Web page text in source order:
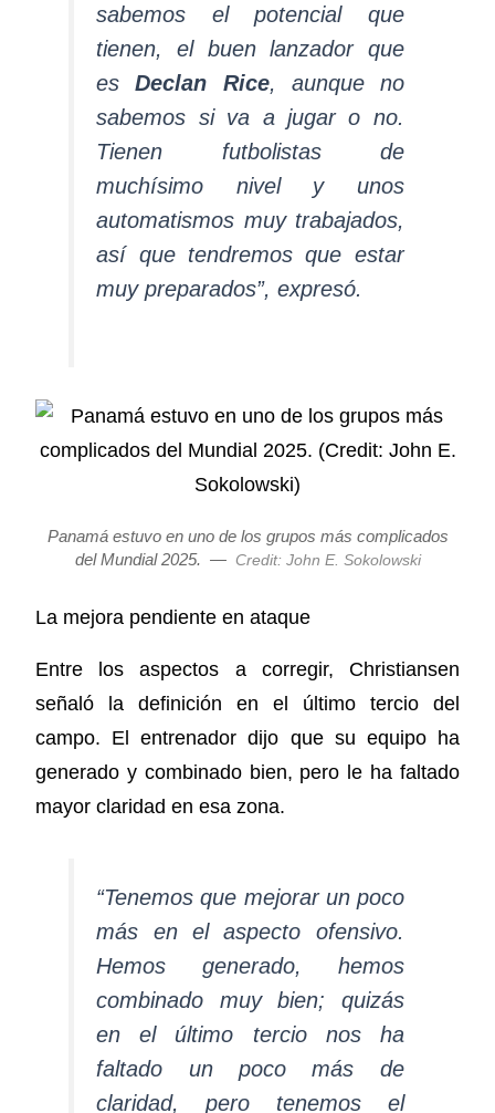
sabemos el potencial que
tienen, el buen lanzador que
esDeclan Rice, aunque no
sabemos si va a jugar o no.
Tienen futbolistas de
muchísimo nivel y unos
automatismos muy trabajados,
así que tendremos que estar
muy preparados”, expresó.
Panamá estuvo en uno de los grupos más complicados
del Mundial 2025. — Credit: John E. Sokolowski
La mejora pendiente en ataque
Entre los aspectos a corregir, Christiansen
señaló la definición en el último tercio del
campo. El entrenador dijo que su equipo ha
generado y combinado bien, pero le ha faltado
mayor claridad en esa zona.
“Tenemos que mejorar un poco
más en el aspecto ofensivo.
Hemos generado, hemos
combinado muy bien; quizás
en el último tercio nos ha
faltado un poco más de
claridad, pero tenemos el